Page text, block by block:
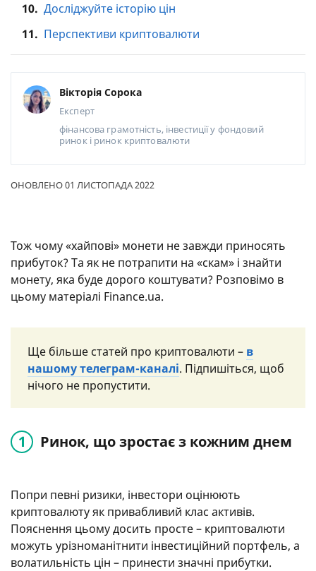
10. Досліджуйте історію цін
11. Перспективи криптовалюти
Вікторія Сорока
Експерт
фінансова грамотність, інвестиції у фондовий
ринок і ринок криптовалюти
ОНОВЛЕНО 01 ЛИСТОПАДА 2022
Тож чому «хайпові» монети не завжди приносять
прибуток? Та як не потрапити на «скам» і знайти
монету, яка буде дорого коштувати? Розповімо в
цьому матеріалі Finance.ua.
Ще більше статей про криптовалюти – в
нашому телеграм-каналі. Підпишіться, щоб
нічого не пропустити.
Ринок, що зростає з кожним днем
Попри певні ризики, інвестори оцінюють
криптовалюту як привабливий клас активів.
Пояснення цьому досить просте – криптовалюти
можуть урізноманітнити інвестиційний портфель, а
волатильність цін – принести значні прибутки.